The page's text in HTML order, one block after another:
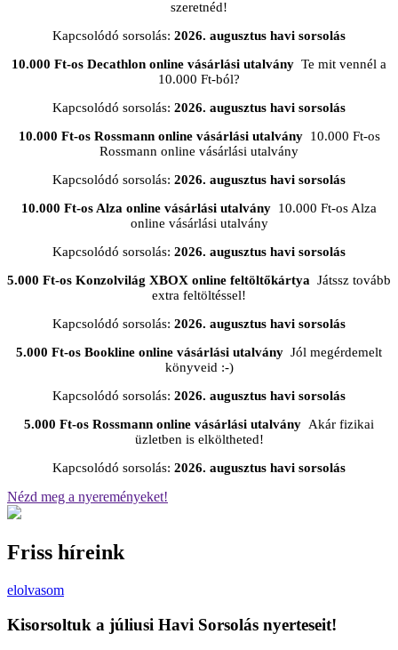
szeretnéd!
Kapcsolódó sorsolás: 2026. augusztus havi sorsolás
10.000 Ft-os Decathlon online vásárlási utalvány Te mit vennél a
10.000 Ft-ból?
Kapcsolódó sorsolás: 2026. augusztus havi sorsolás
10.000 Ft-os Rossmann online vásárlási utalvány10.000 Ft-os
Rossmann online vásárlási utalvány
Kapcsolódó sorsolás: 2026. augusztus havi sorsolás
10.000 Ft-os Alza online vásárlási utalvány 10.000 Ft-os Alza
online vásárlási utalvány
Kapcsolódó sorsolás: 2026. augusztus havi sorsolás
5.000 Ft-os Konzolvilág XBOX online feltöltőkártya Játssz tovább
extra feltöltéssel!
Kapcsolódó sorsolás: 2026. augusztus havi sorsolás
5.000 Ft-os Bookline online vásárlási utalvány Jól megérdemelt
könyveid :-)
Kapcsolódó sorsolás: 2026. augusztus havi sorsolás
5.000 Ft-os Rossmann online vásárlási utalvány Akár fizikai
üzletben is elköltheted!
Kapcsolódó sorsolás: 2026. augusztus havi sorsolás
Nézd meg a nyereményeket!
Friss híreink
elolvasom
Kisorsoltuk a júliusi Havi Sorsolás nyerteseit!